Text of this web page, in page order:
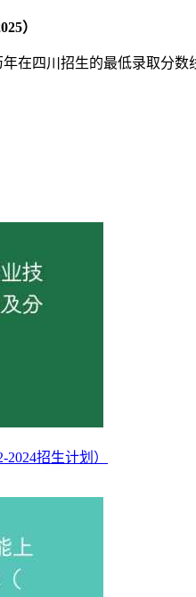
）
在四川招生的最低录取分数
招生计划）